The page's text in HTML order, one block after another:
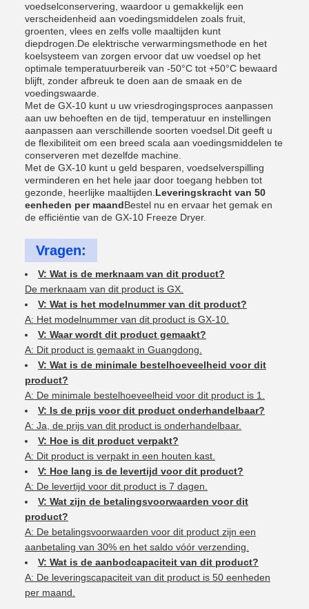
voedselconservering, waardoor u gemakkelijk een
verscheidenheid aan voedingsmiddelen zoals fruit,
groenten, vlees en zelfs volle maaltijden kunt
diepdrogen.De elektrische verwarmingsmethode en het
koelsysteem van zorgen ervoor dat uw voedsel op het
optimale temperatuurbereik van -50°C tot +50°C bewaard
blijft, zonder afbreuk te doen aan de smaak en de
voedingswaarde.
Met de GX-10 kunt u uw vriesdrogingsproces aanpassen
aan uw behoeften en de tijd, temperatuur en instellingen
aanpassen aan verschillende soorten voedsel.Dit geeft u
de flexibiliteit om een breed scala aan voedingsmiddelen te
conserveren met dezelfde machine.
Met de GX-10 kunt u geld besparen, voedselverspilling
verminderen en het hele jaar door toegang hebben tot
gezonde, heerlijke maaltijden. Leveringskracht van 50
eenheden per maandBestel nu en ervaar het gemak en
de efficiëntie van de GX-10 Freeze Dryer.
Vragen:
V: Wat is de merknaam van dit product?
De merknaam van dit product is GX.
V: Wat is het modelnummer van dit product?
A: Het modelnummer van dit product is GX-10.
V: Waar wordt dit product gemaakt?
A: Dit product is gemaakt in Guangdong.
V: Wat is de minimale bestelhoeveelheid voor dit
product?
A: De minimale bestelhoeveelheid voor dit product is 1.
V: Is de prijs voor dit product onderhandelbaar?
A: Ja, de prijs van dit product is onderhandelbaar.
V: Hoe is dit product verpakt?
A: Dit product is verpakt in een houten kast.
V: Hoe lang is de levertijd voor dit product?
A: De levertijd voor dit product is 7 dagen.
V: Wat zijn de betalingsvoorwaarden voor dit
product?
A: De betalingsvoorwaarden voor dit product zijn een
aanbetaling van 30% en het saldo vóór verzending.
V: Wat is de aanbodcapaciteit van dit product?
A: De leveringscapaciteit van dit product is 50 eenheden
per maand.